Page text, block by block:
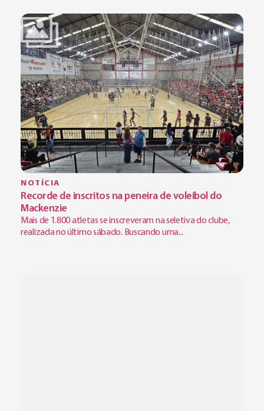
NOTÍCIA
Recorde de inscritos na peneira de voleibol do
Mackenzie
Mais de 1.800 atletas se inscreveram na seletiva do clube,
realizada no último sábado. Buscando uma...